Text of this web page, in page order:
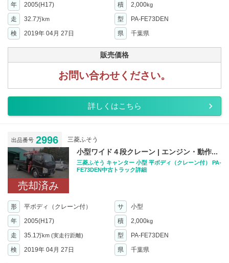
年
2005(H17) 積 2,000kg
走 32.7万km 型
PA-FE73DEN
検
2019年 04月 27日 県 千葉県
販売価格
お問い合わせください。
詳しくはこちら
出品番号 2996 三菱ふそう
売却済み
小型ワイド４段クレーン | エンジン・動作...
三菱ふそう キャンター 小型 平ボディ（クレーン付） PA-
FE73DEN中古トラック詳細
形 平ボディ（クレーン付） サ
小型
年
2005(H17) 積 2,000kg
走 35.1 万km (実走行距離) 型
PA-FE73DEN
検
2019年 04月 27日 県 千葉県